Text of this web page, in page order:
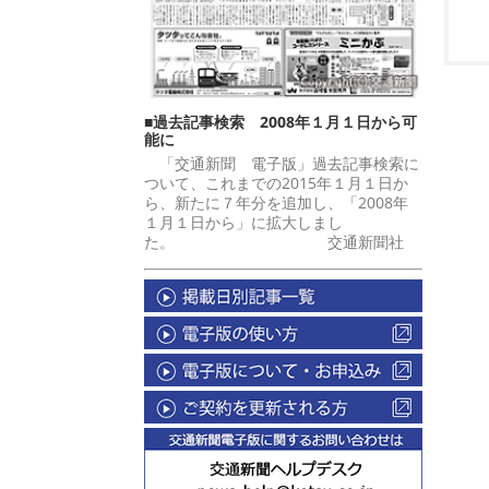
■過去記事検索 2008年１月１日から可
能に
「交通新聞 電子版」過去記事検索に
ついて、これまでの2015年１月１日か
ら、新たに７年分を追加し、「2008年
１月１日から」に拡大しまし
た。 交通新聞社